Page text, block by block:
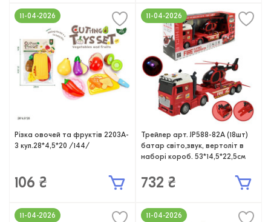
Різка овочей та фруктів 2203A-
3 кул.28*4,5*20 /144/
106 ₴
11-04-2026
Трейлер арт. JP588-82A (18шт)
батар світо,звук, вертоліт в
наборі короб. 53*14,5*22,5см
732 ₴
11-04-2026
11-04-2026 11-04-2026